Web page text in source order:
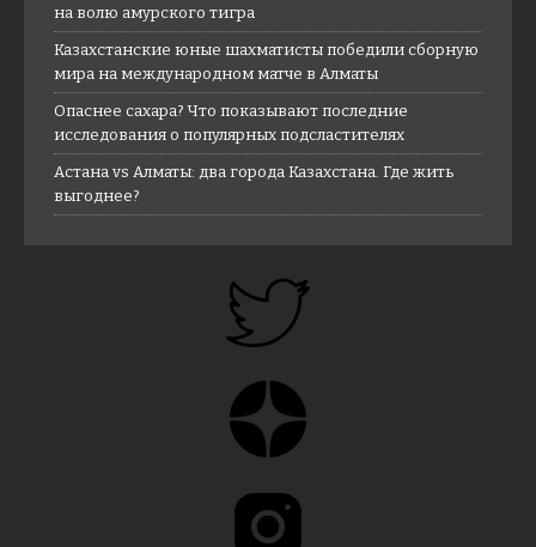
на волю амурского тигра
Казахстанские юные шахматисты победили сборную
мира на международном матче в Алматы
Опаснее сахара? Что показывают последние
исследования о популярных подсластителях
Астана vs Алматы: два города Казахстана. Где жить
выгоднее?